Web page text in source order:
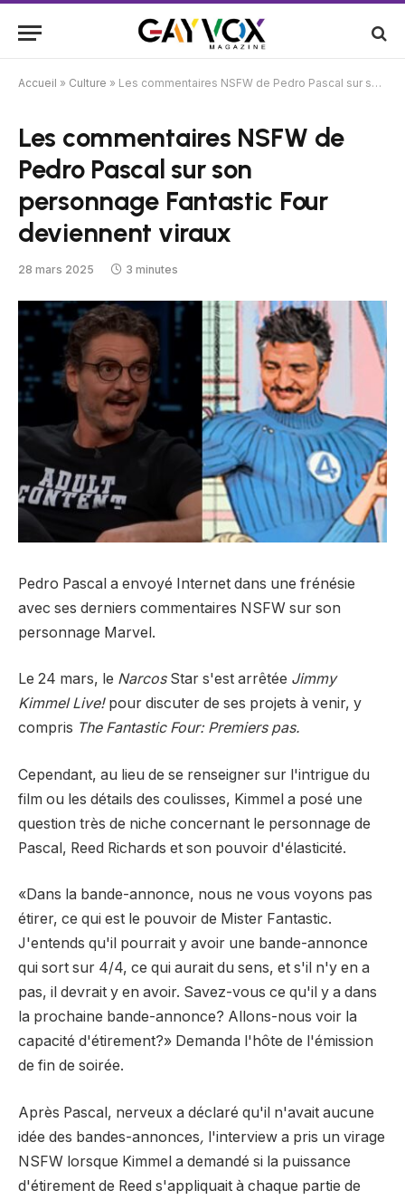
Accueil » Culture » Les commentaires NSFW de Pedro Pascal sur son personnage Fantastic Four deviennent viraux
Les commentaires NSFW de
Pedro Pascal sur son
personnage Fantastic Four
deviennent viraux
28 mars 2025 3 minutes
Pedro Pascal a envoyé Internet dans une frénésie
avec ses derniers commentaires NSFW sur son
personnage Marvel.
Le 24 mars, le NarcosStar s'est arrêtée Jimmy
Kimmel Live!pour discuter de ses projets à venir, y
compris The Fantastic Four: Premiers pas.
Cependant, au lieu de se renseigner sur l'intrigue du
film ou les détails des coulisses, Kimmel a posé une
question très de niche concernant le personnage de
Pascal, Reed Richards et son pouvoir d'élasticité.
«Dans la bande-annonce, nous ne vous voyons pas
étirer, ce qui est le pouvoir de Mister Fantastic.
J'entends qu'il pourrait y avoir une bande-annonce
qui sort sur 4/4, ce qui aurait du sens, et s'il n'y en a
pas, il devrait y en avoir. Savez-vous ce qu'il y a dans
la prochaine bande-annonce? Allons-nous voir la
capacité d'étirement?» Demanda l'hôte de l'émission
de fin de soirée.
Après Pascal, nerveux a déclaré qu'il n'avait aucune
idée des bandes-annonces, l'interview a pris un virage
NSFW lorsque Kimmel a demandé si la puissance
d'étirement de Reed s'appliquait à chaque partie de